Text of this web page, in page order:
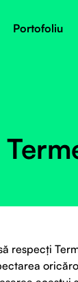
Portofoliu
respecți